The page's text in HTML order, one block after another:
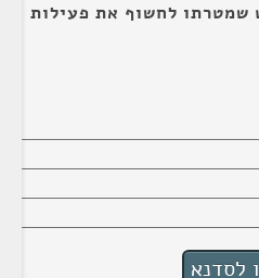
שמטרתו לחשוף את פעילות